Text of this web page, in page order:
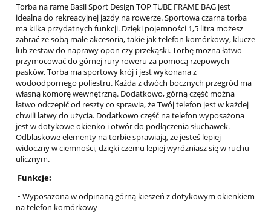
Torba na ramę Basil Sport Design TOP TUBE FRAME BAG jest
idealna do rekreacyjnej jazdy na rowerze. Sportowa czarna torba
ma kilka przydatnych funkcji. Dzięki pojemności 1,5 litra możesz
zabrać ze sobą małe akcesoria, takie jak telefon komórkowy, klucze
lub zestaw do naprawy opon czy przekąski. Torbę można łatwo
przymocować do górnej rury roweru za pomocą rzepowych
pasków. Torba ma sportowy krój i jest wykonana z
wodoodpornego poliestru. Każda z dwóch bocznych przegród ma
własną komorę wewnętrzną. Dodatkowo, górną część można
łatwo odczepić od reszty co sprawia, że Twój telefon jest w każdej
chwili łatwy do użycia. Dodatkowo część na telefon wyposażona
jest w dotykowe okienko i otwór do podłączenia słuchawek.
Odblaskowe elementy na torbie sprawiają, że jesteś lepiej
widoczny w ciemności, dzięki czemu lepiej wyróżniasz się w ruchu
ulicznym.
Funkcje:
• Wyposażona w odpinaną górną kieszeń z dotykowym okienkiem
na telefon komórkowy